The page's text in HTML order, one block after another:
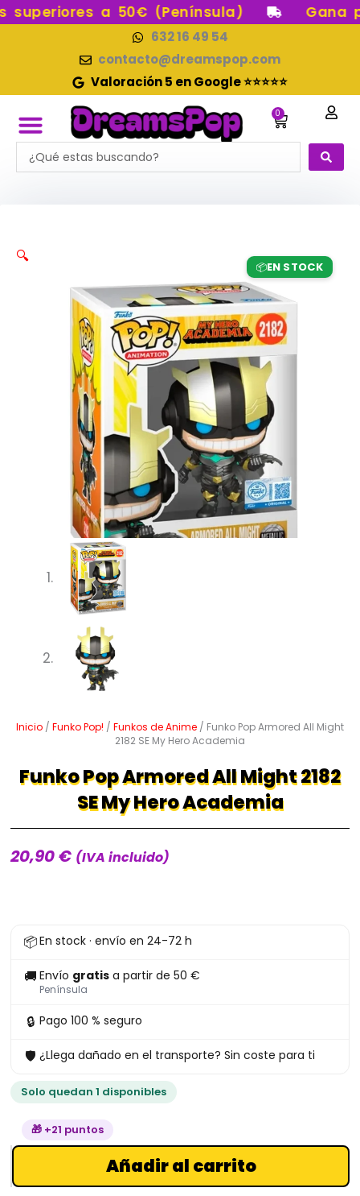
Ir
a 50€ (Península) Gana
632 16 49 54
contacto@dreamspop.com
Valoración 5 en Google ⭐⭐⭐⭐⭐
0
Carrito
Search
...
📦EN STOCK
🔍
Inicio / Funko Pop! / Funkos de Anime / Funko Pop Armored All Might
2182 SE My Hero Academia
Funko Pop Armored All Might 2182
SE My Hero Academia
20,90€ (IVA incluido)
📦En stock · envío en 24-72 h
🚚 Envío gratis a partir de 50 €
Península
🔒 Pago 100 % seguro
🛡 ¿Llega dañado en el transporte? Sin coste para ti
Solo quedan 1 disponibles
🎁 +21 puntos
Pop
Armored
Might
My
Hero
Academia
cantidad
Añadir al carrito